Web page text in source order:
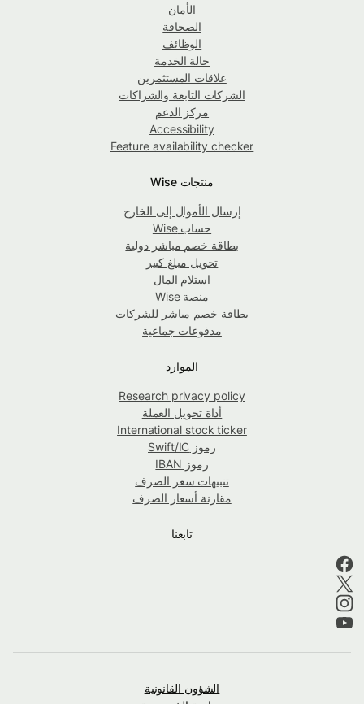
الأمان
الصحافة
الوظائف
حالة الخدمة
علاقات المستثمرين
الشركات التابعة والشراكات
مركز الدعم
Accessibility
Feature availability checker
منتجات Wise
إرسال الأموال إلى الخارج
حساب Wise
بطاقة خصم مباشر دولية
تحويل مبلغ كبير
استلام المال
منصة Wise
بطاقة خصم مباشر للشركات
مدفوعات جماعية
الموارد
Research privacy policy
أداة تحويل العملة
International stock ticker
رموز Swift/IC
رموز IBAN
تنبيهات سعر الصرف
مقارنة أسعار الصرف
تابعنا
الشؤون القانونية